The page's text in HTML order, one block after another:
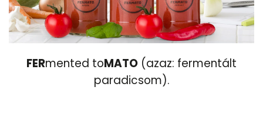
FERmented toMATO (azaz: fermentált
paradicsom).